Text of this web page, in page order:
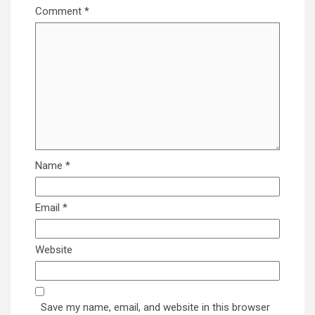
Comment *
Name *
Email *
Website
Save my name, email, and website in this browser